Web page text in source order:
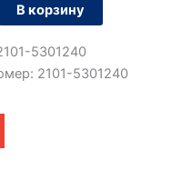
В корзину
5301240
: 2101-5301240